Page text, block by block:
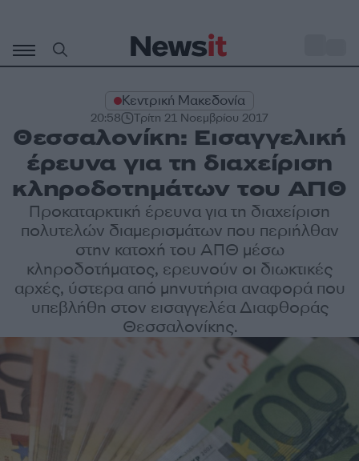
περιεχόμενο
Κεντρική Μακεδονία
20:58 Τρίτη 21 Νοεμβρίου 2017
Θεσσαλονίκη: Εισαγγελική
έρευνα για τη διαχείριση
κληροδοτημάτων του ΑΠΘ
Προκαταρκτική έρευνα για τη διαχείριση
πολυτελών διαμερισμάτων που περιήλθαν
στην κατοχή του ΑΠΘ μέσω
κληροδοτήματος, ερευνούν οι διωκτικές
αρχές, ύστερα από μηνυτήρια αναφορά που
υπεβλήθη στον εισαγγελέα Διαφθοράς
Θεσσαλονίκης.